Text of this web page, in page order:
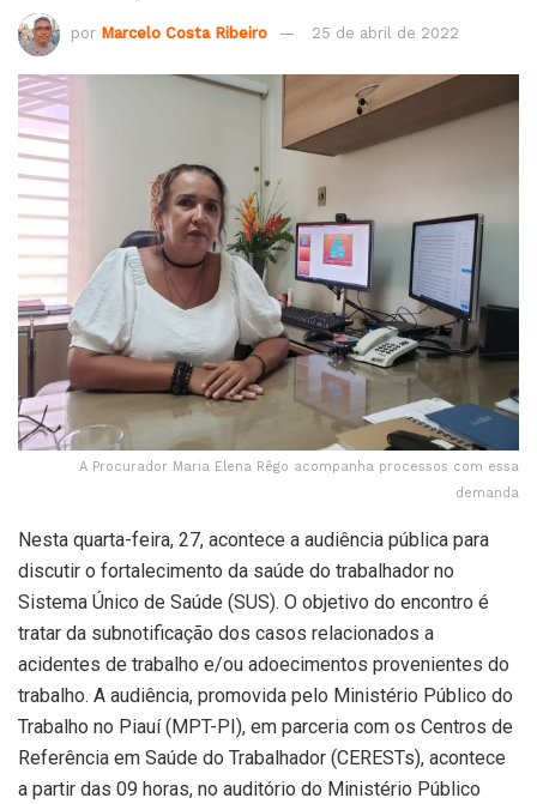
por Marcelo Costa Ribeiro 25 de abril de 2022
A Procurador Maria Elena Rêgo acompanha processos com essa
demanda
Nesta quarta-feira, 27, acontece a audiência pública para
discutir o fortalecimento da saúde do trabalhador no
Sistema Único de Saúde (SUS). O objetivo do encontro é
tratar da subnotificação dos casos relacionados a
acidentes de trabalho e/ou adoecimentos provenientes do
trabalho. A audiência, promovida pelo Ministério Público do
Trabalho no Piauí (MPT-PI), em parceria com os Centros de
Referência em Saúde do Trabalhador (CERESTs), acontece
a partir das 09 horas, no auditório do Ministério Público